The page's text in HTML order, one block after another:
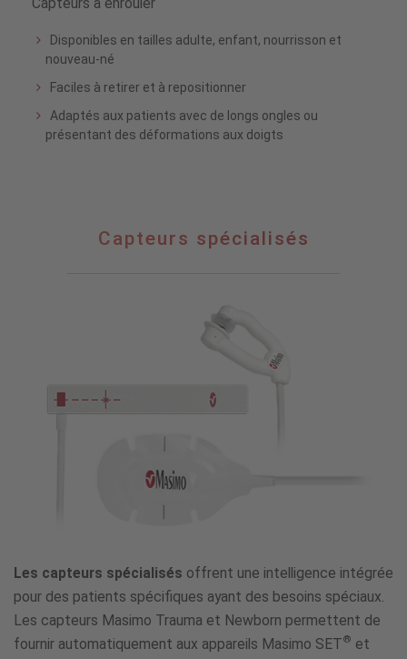
Capteurs à enrouler
Disponibles en tailles adulte, enfant, nourrisson et
nouveau-né
Faciles à retirer et à repositionner
Adaptés aux patients avec de longs ongles ou
présentant des déformations aux doigts
Capteurs spécialisés
Les capteurs spécialisés offrent une intelligence intégrée
pour des patients spécifiques ayant des besoins spéciaux.
Les capteurs Masimo Trauma et Newborn permettent de
fournir automatiquement aux appareils Masimo SET® et